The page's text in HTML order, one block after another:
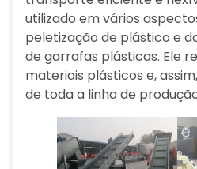
utilizado em vários
peletização de plástico e
de garrafas plásticas. Ele
materiais plásticos e,
de toda a linha de